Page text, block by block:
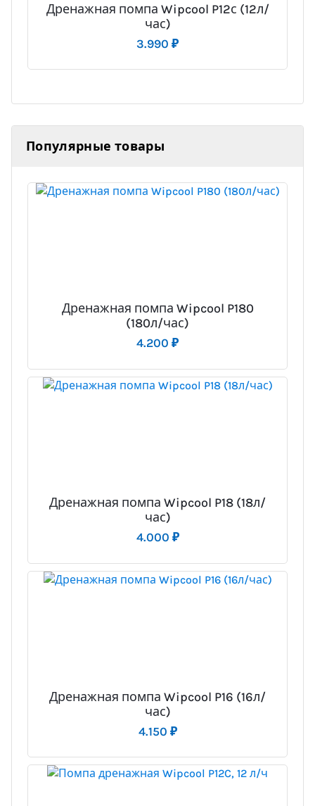
Дренажная помпа Wipcool P12с (12л/
час)
3.990 ₽
Популярные товары
Дренажная помпа Wipcool P180
(180л/час)
4.200 ₽
Дренажная помпа Wipcool P18 (18л/
час)
4.000 ₽
Дренажная помпа Wipcool P16 (16л/
час)
4.150 ₽